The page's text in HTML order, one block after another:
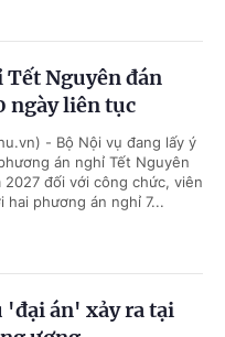
Nguyên đán
ngày liên tục
- Bộ Nội vụ đang lấy ý
án nghỉ Tết Nguyên
2027 đối với công chức, viên
hai phương án nghỉ 7...
'đại án' xảy ra tại